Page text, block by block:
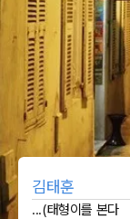
김태훈
...(태형이를 본다